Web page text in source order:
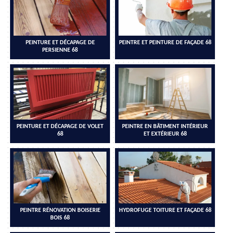
PEINTURE ET DÉCAPAGE DE
PERSIENNE 68
PEINTRE ET PEINTURE DE FAÇADE 68
PEINTURE ET DÉCAPAGE DE VOLET
68
PEINTRE EN BÂTIMENT INTÉRIEUR
ET EXTÉRIEUR 68
PEINTRE RÉNOVATION BOISERIE
BOIS 68
HYDROFUGE TOITURE ET FAÇADE 68